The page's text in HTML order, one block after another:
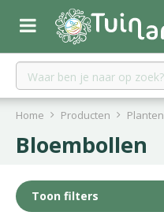
r
Home Producten Planten
Bloembollen
Toon filters